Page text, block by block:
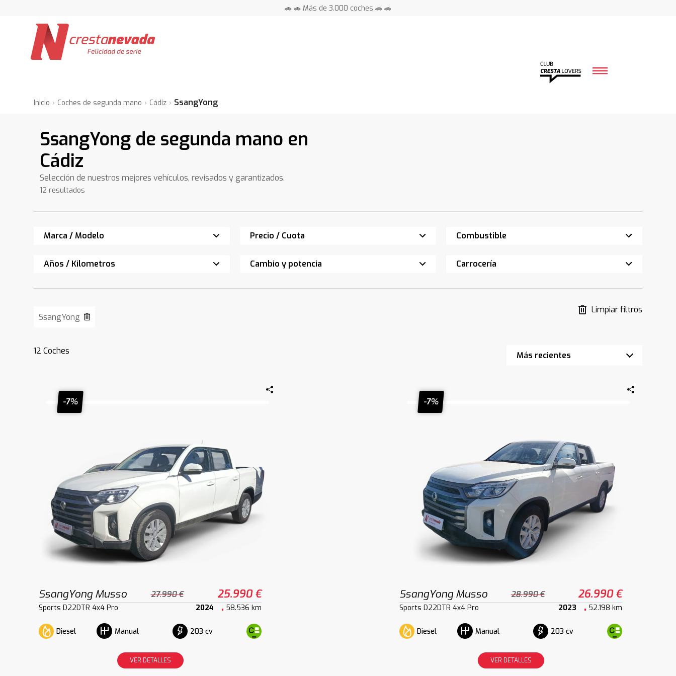
🚗 🚗 Más de 3.000 coches 🚗 🚗
Inicio Coches de segunda mano Cádiz SsangYong
SsangYong de segunda mano en
Cádiz
Selección de nuestros mejores vehículos, revisados y garantizados.
12 resultados
Marca / Modelo Precio / Cuota Combustible
Años / Kilometros Cambio y potencia Carrocería
SsangYong
Limpiar filtros
12 Coches
-7%
SsangYong Musso 27.990 € 25.990 €
Sports D22DTR 4x4 Pro 2024 58.536 km
Diesel Manual 203 cv
VER DETALLES
-7%
SsangYong Musso 28.990 € 26.990 €
Sports D22DTR 4x4 Pro 2023 52.198 km
Diesel Manual 203 cv
VER DETALLES